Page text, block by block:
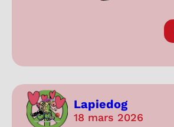
Lapiedog
18 mars 2026